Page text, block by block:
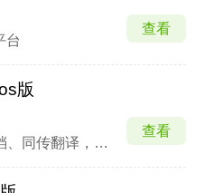
台
查看
版
文本、拍照、文档、同传翻译，支持英语日语韩语等多语种
查看